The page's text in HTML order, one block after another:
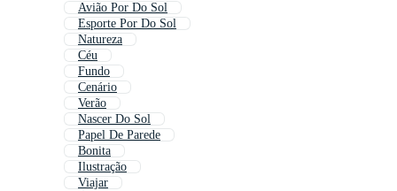
Avião Por Do Sol
Esporte Por Do Sol
Natureza
Céu
Fundo
Cenário
Verão
Nascer Do Sol
Papel De Parede
Bonita
Ilustração
Viajar